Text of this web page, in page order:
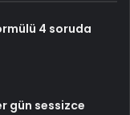
4 soruda
gün sessizce